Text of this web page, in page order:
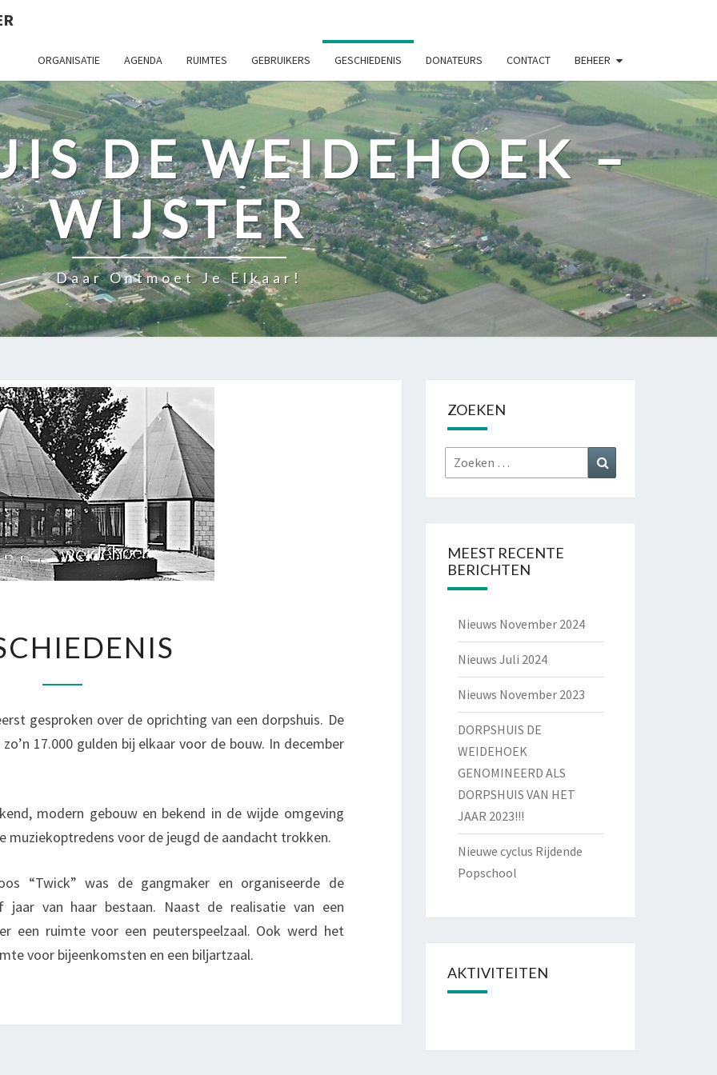
ORGANISATIE AGENDA RUIMTES GEBRUIKERS GESCHIEDENIS DONATEURS CONTACT BEHEER
DE WEIDEHOEK –
WIJSTER
Daar Ontmoet Je Elkaar!
gesproken over de oprichting van een dorpshuis. De
17.000 gulden bij elkaar voor de bouw. In december
modern gebouw en bekend in de wijde omgeving
voor de jeugd de aandacht trokken.
“Twick” was de gangmaker en organiseerde de
van haar bestaan. Naast de realisatie van een
een ruimte voor een peuterspeelzaal. Ook werd het
voor bijeenkomsten en een biljartzaal.
ZOEKEN
Zoeken
naar:
MEEST RECENTE
BERICHTEN
Nieuws November 2024
Nieuws Juli 2024
Nieuws November 2023
DORPSHUIS DE
WEIDEHOEK
GENOMINEERD ALS
DORPSHUIS VAN HET
JAAR 2023!!!
Nieuwe cyclus Rijdende
Popschool
AKTIVITEITEN